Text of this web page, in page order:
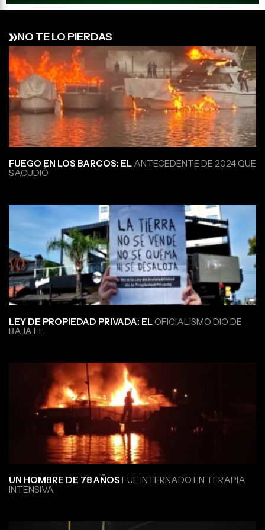
NO TE LO PIERDAS
FUEGO EN LOS BARCOS: EL ANTECEDENTE DE 2024 QUE
SACUDIÓ
LEY DE PROPIEDAD PRIVADA: ELOFICIALISMO DIO DE
BAJA EL
UN HOMBRE DE 78 AÑOS FUE INTERNADO EN TERAPIA
INTENSIVA